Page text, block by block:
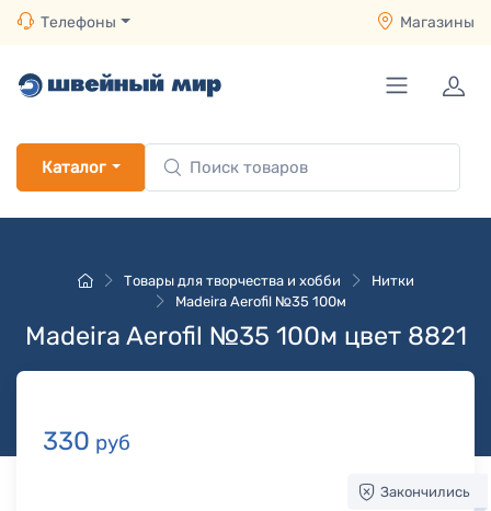
Телефоны Магазины
Каталог
Товары для творчества и хобби
Нитки
Madeira Aerofil №35 100м
Madeira Aerofil №35 100м цвет 8821
330 руб
Закончились